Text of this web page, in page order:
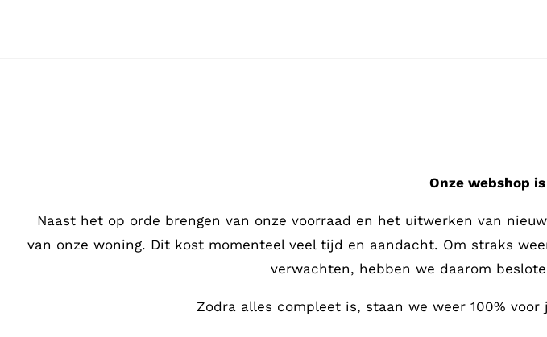
Onze webshop
Naast het op orde brengen van onze voorraad en het uitwerken van
van onze woning. Dit kost momenteel veel tijd en aandacht. Om straks
verwachten, hebben we daarom
Zodra alles compleet is, staan we weer 100%